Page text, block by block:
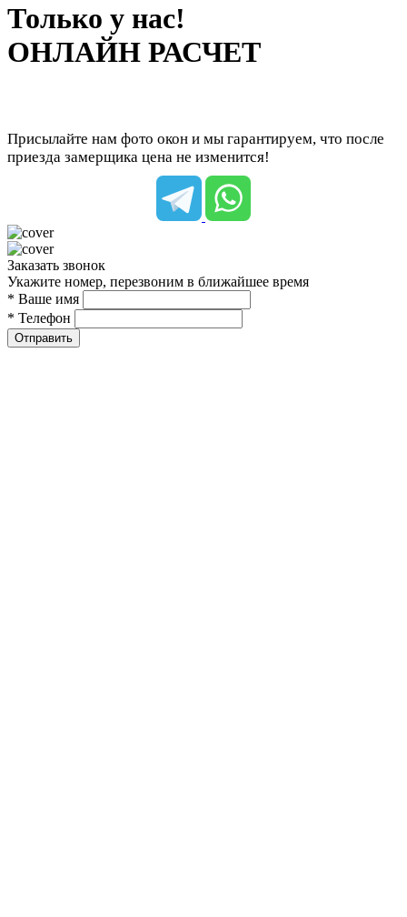
Только у нас!
ОНЛАЙН РАСЧЕТ
Присылайте нам фото окон и мы гарантируем, что после
приезда замерщика цена не изменится!
Заказать звонок
Укажите номер, перезвоним в ближайшее время
* Ваше имя
* Телефон
Отправить